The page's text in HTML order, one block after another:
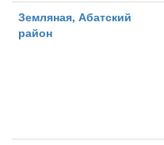
Земляная, Абатский
район